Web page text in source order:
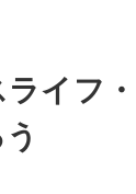
イフ